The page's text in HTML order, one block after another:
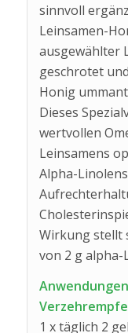
sinnvoll
Leinsamen-
ausgewählter
geschrotet
Honig
Dieses
wertvollen
Leinsamens
Alpha-
Wirkung stellt
von 2 g alpha-
1 x täglich 2